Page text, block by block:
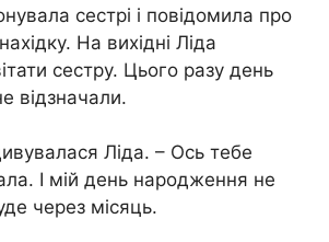
сестрі і повідомила про
На вихідні Ліда
сестру. Цього разу день
відзначали.
Ліда. – Ось тебе
І мій день народження не
через місяць.